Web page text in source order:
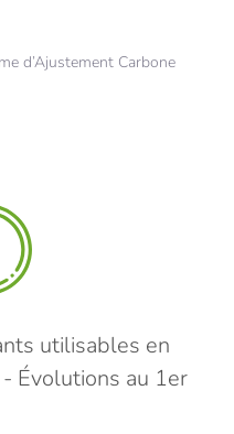
d’Ajustement Carbone
utilisables en
Évolutions au 1er